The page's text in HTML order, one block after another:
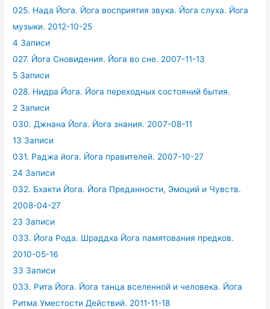
025. Нада Йога. Йога восприятия звука. Йога слуха. Йога
музыки. 2012-10-25
4 Записи
027. Йога Сновидения. Йога во сне. 2007-11-13
5 Записи
028. Нидра Йога. Йога переходных состояний бытия.
2 Записи
030. Джнана Йога. Йога знания. 2007-08-11
13 Записи
031. Раджа йога. Йога правителей. 2007-10-27
24 Записи
032. Бхакти Йога. Йога Преданности, Эмоций и Чувств.
2008-04-27
23 Записи
033. Йога Рода. Шраддха Йога памятования предков.
2010-05-16
33 Записи
033. Рита Йога. Йога танца вселенной и человека. Йога
Ритма Уместости Действий. 2011-11-18